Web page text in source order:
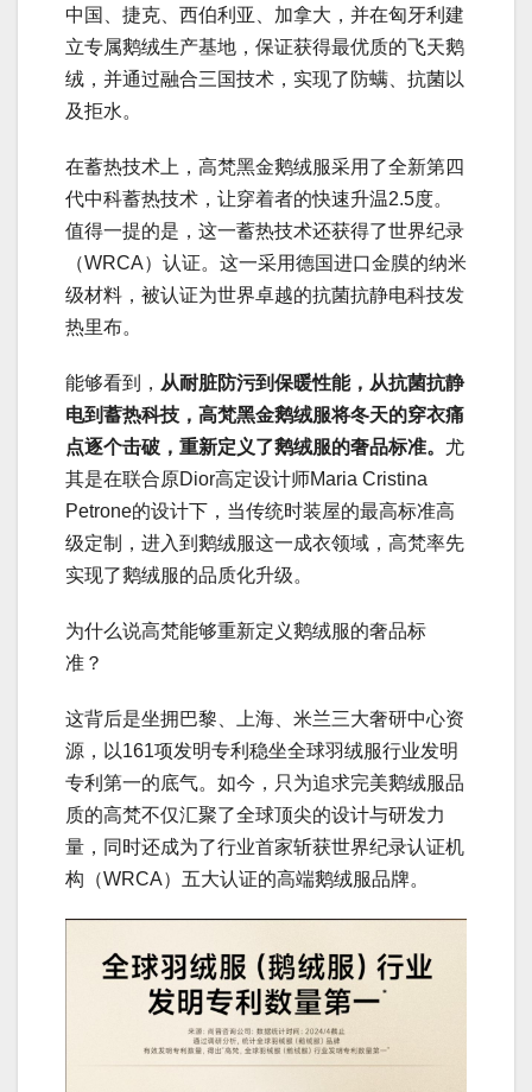
中国、捷克、西伯利亚、加拿大，并在匈牙利建
立专属鹅绒生产基地，保证获得最优质的飞天鹅
绒，并通过融合三国技术，实现了防螨、抗菌以
及拒水。
在蓄热技术上，高梵黑金鹅绒服采用了全新第四
代中科蓄热技术，让穿着者的快速升温2.5度。
值得一提的是，这一蓄热技术还获得了世界纪录
（WRCA）认证。这一采用德国进口金膜的纳米
级材料，被认证为世界卓越的抗菌抗静电科技发
热里布。
能够看到， 从耐脏防污到保暖性能，从抗菌抗静
电到蓄热科技，高梵黑金鹅绒服将冬天的穿衣痛
点逐个击破，重新定义了鹅绒服的奢品标准。 尤
其是在联合原Dior高定设计师Maria Cristina
Petrone的设计下，当传统时装屋的最高标准高
级定制，进入到鹅绒服这一成衣领域，高梵率先
实现了鹅绒服的品质化升级。
为什么说高梵能够重新定义鹅绒服的奢品标
准？
这背后是坐拥巴黎、上海、米兰三大奢研中心资
源，以161项发明专利稳坐全球羽绒服行业发明
专利第一的底气。如今，只为追求完美鹅绒服品
质的高梵不仅汇聚了全球顶尖的设计与研发力
量，同时还成为了行业首家斩获世界纪录认证机
构（WRCA）五大认证的高端鹅绒服品牌。